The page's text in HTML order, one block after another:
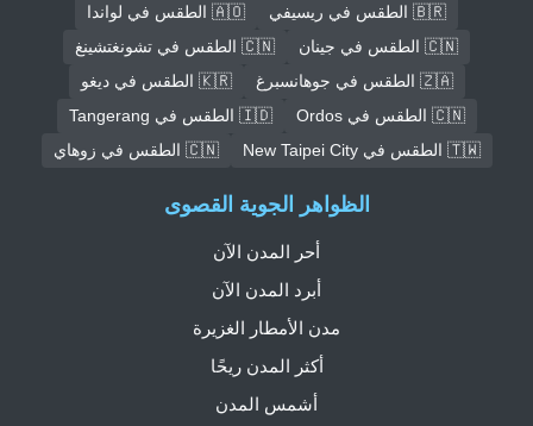
🇧🇷 الطقس في ريسيفي
🇦🇴 الطقس في لواندا
🇨🇳 الطقس في جينان
🇨🇳 الطقس في تشونغتشينغ
🇿🇦 الطقس في جوهانسبرغ
🇰🇷 الطقس في ديغو
🇨🇳 الطقس في Ordos
🇮🇩 الطقس في Tangerang
🇹🇼 الطقس في New Taipei City
🇨🇳 الطقس في زوهاي
الظواهر الجوية القصوى
أحر المدن الآن
أبرد المدن الآن
مدن الأمطار الغزيرة
أكثر المدن ريحًا
أشمس المدن